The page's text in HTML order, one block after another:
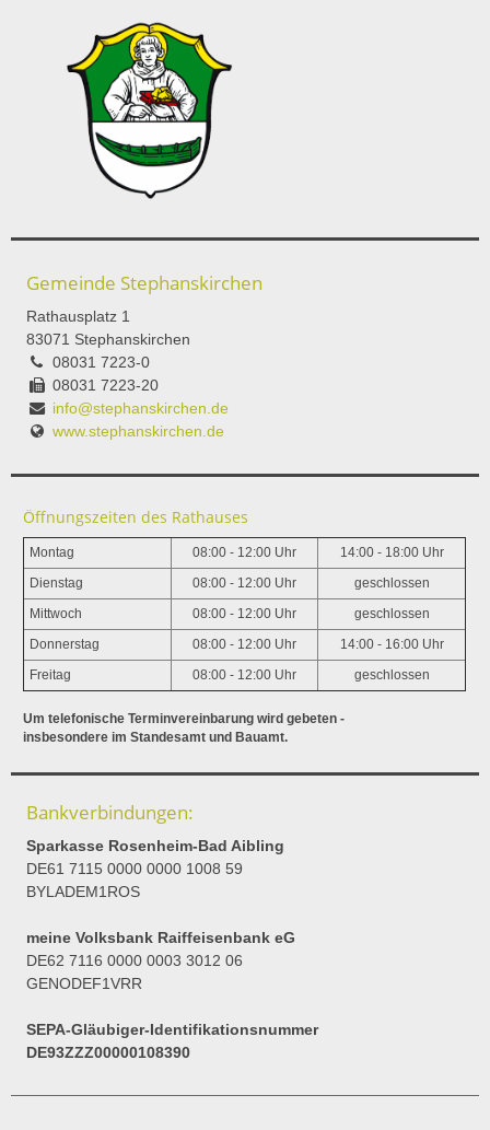
Gemeinde Stephanskirchen
Rathausplatz 1
83071 Stephanskirchen
08031 7223-0
08031 7223-20
info@stephanskirchen.de
www.stephanskirchen.de
Öffnungszeiten des Rathauses
Montag 08:00 - 12:00 Uhr 14:00 - 18:00 Uhr
Dienstag 08:00 - 12:00 Uhr geschlossen
Mittwoch 08:00 - 12:00 Uhr geschlossen
Donnerstag 08:00 - 12:00 Uhr 14:00 - 16:00 Uhr
Freitag 08:00 - 12:00 Uhr geschlossen
Um telefonische Terminvereinbarung wird gebeten -
insbesondere im Standesamt und Bauamt.
Bankverbindungen:
Sparkasse Rosenheim-Bad Aibling
DE61 7115 0000 0000 1008 59
BYLADEM1ROS
meine Volksbank Raiffeisenbank eG
DE62 7116 0000 0003 3012 06
GENODEF1VRR
SEPA-Gläubiger-Identifikationsnummer
DE93ZZZ00000108390